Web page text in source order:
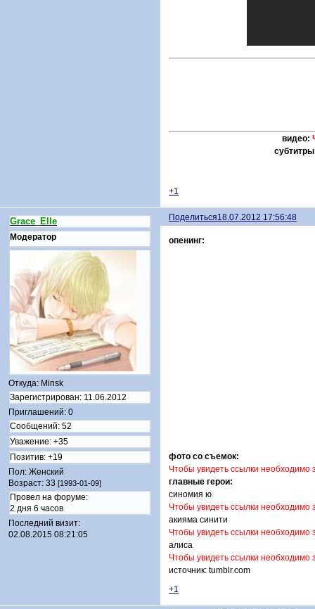
видео:
+1
Поделиться18.07.2012 17:56:48
Grace_Elle
Модератор
Откуда: Minsk
Зарегистрирован: 11.06.2012
Приглашений: 0
Сообщений: 52
Уважение: +35
Позитив: +19
Пол: Женский
Возраст: 33 [1993-01-09]
Провел на форуме:
2 дня 6 часов
Последний визит:
02.08.2015 08:21:05
опенинг:
фото со съемок:
Чтобы увидеть ссылки необходимо
главные герои:
синомия ю
Чтобы увидеть ссылки необходимо
акияма синити
Чтобы увидеть ссылки необходимо
алиса
Чтобы увидеть ссылки необходимо
источник: tumblr.com
+1